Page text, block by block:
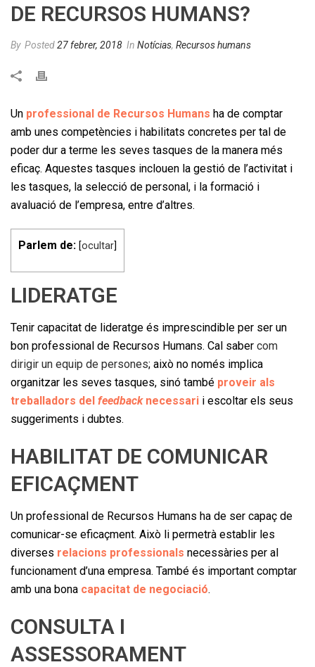
DE RECURSOS HUMANS?
By Posted27 febrer, 2018 In Notícias, Recursos humans
Un professional de Recursos Humans ha de comptar
amb unes competències i habilitats concretes per tal de
poder dur a terme les seves tasques de la manera més
eficaç. Aquestes tasques inclouen la gestió de l’activitat i
les tasques, la selecció de personal, i la formació i
avaluació de l’empresa, entre d’altres.
Parlem de: [ocultar]
LIDERATGE
Tenir capacitat de lideratge és imprescindible per ser un
bon professional de Recursos Humans. Cal saber com
dirigir un equip de persones; això no només implica
organitzar les seves tasques, sinó també proveir als
treballadors del feedbacknecessari i escoltar els seus
suggeriments i dubtes.
HABILITAT DE COMUNICAR
EFICAÇMENT
Un professional de Recursos Humans ha de ser capaç de
comunicar-se eficaçment. Això li permetrà establir les
diverses relacions professionals necessàries per al
funcionament d’una empresa. També és important comptar
amb una bona capacitat de negociació.
CONSULTA I
ASSESSORAMENT